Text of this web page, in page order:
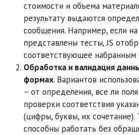
стоимости и объема
результату выдаются
сообщения. Например, если на
представлены тесты, JS
соответствующее набранным
Обработка и валидация
формах. Вариантов
– от определения, все ли
проверки соответствия
(цифры, буквы, их сочетание).
способны работать без